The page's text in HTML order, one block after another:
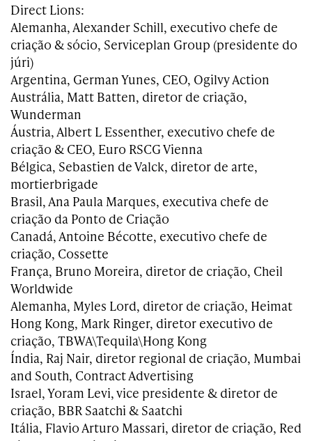
Direct Lions:
Alemanha, Alexander Schill, executivo chefe de
criação & sócio, Serviceplan Group (presidente do
júri)
Argentina, German Yunes, CEO, Ogilvy Action
Austrália, Matt Batten, diretor de criação,
Wunderman
Áustria, Albert L Essenther, executivo chefe de
criação & CEO, Euro RSCG Vienna
Bélgica, Sebastien de Valck, diretor de arte,
mortierbrigade
Brasil, Ana Paula Marques, executiva chefe de
criação da Ponto de Criação
Canadá, Antoine Bécotte, executivo chefe de
criação, Cossette
França, Bruno Moreira, diretor de criação, Cheil
Worldwide
Alemanha, Myles Lord, diretor de criação, Heimat
Hong Kong, Mark Ringer, diretor executivo de
criação, TBWA\Tequila\Hong Kong
Índia, Raj Nair, diretor regional de criação, Mumbai
and South, Contract Advertising
Israel, Yoram Levi, vice presidente & diretor de
criação, BBR Saatchi & Saatchi
Itália, Flavio Arturo Massari, diretor de criação, Red